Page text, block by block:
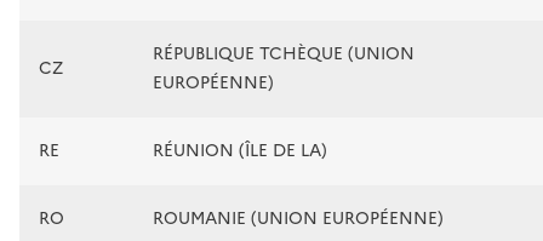
CZ
RÉPUBLIQUE TCHÈQUE (UNION
EUROPÉENNE)
RE RÉUNION (ÎLE DE LA)
RO ROUMANIE (UNION EUROPÉENNE)